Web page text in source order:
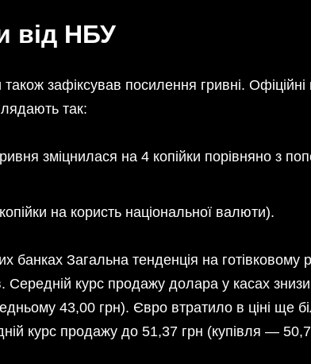
від НБУ
зафіксував посилення гривні. Офіційні
так:
зміцнилася на 4 копійки порівняно з
на користь національної валюти).
банках Загальна тенденція на готівковому
Середній курс продажу долара у касах
43,00 грн). Євро втратило в ціні ще
курс продажу до 51,37 грн (купівля —